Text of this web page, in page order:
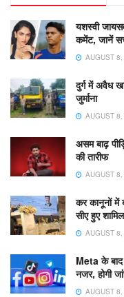
यशस्वी
कमेंट, जानें
AUGUST
दुर्ग में अवैध
जुर्माना
AUGUST
असम बाढ़
की तारीफ
AUGUST
कर कानूनों में
सीए हुए शामिल
AUGUST
Meta के बाद
नजर, होगी
AUGUST